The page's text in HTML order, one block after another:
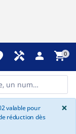
handyman person shopping_cart0
valable pour
réduction dès
×